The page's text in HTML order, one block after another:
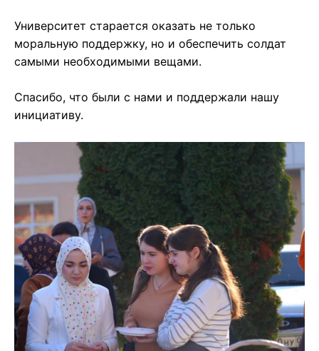
Университет старается оказать не только
моральную поддержку, но и обеспечить солдат
самыми необходимыми вещами.
Спасибо, что были с нами и поддержали нашу
инициативу.